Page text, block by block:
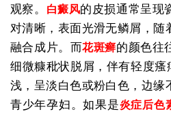
观察。
白癜风的皮损通常呈现
对清晰，表面光滑无鳞屑，随
融合成片。而花斑癣的颜色往
细微糠秕状脱屑，伴有轻度瘙
浅，呈淡白色或粉白色，边缘
青少年孕妇。如果是炎症后色